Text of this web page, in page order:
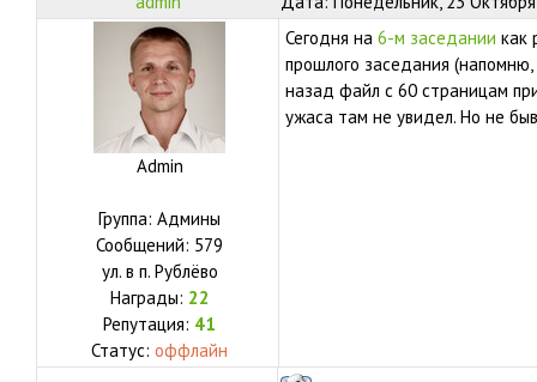
Admin
Группа: Админы
Сообщений: 579
ул. в п. Рублёво
Награды: 22
Репутация: 41
Статус: оффлайн
Сегодня на 6-м заседании как
прошлого заседания (напомню,
назад файл с 60 страницам
ужаса там не увидел. Но не